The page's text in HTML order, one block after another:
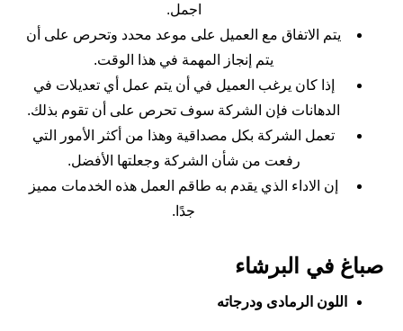
اجمل.
يتم الاتفاق مع العميل على موعد محدد وتحرص على أن
يتم إنجاز المهمة في هذا الوقت.
إذا كان يرغب العميل في أن يتم عمل أي تعديلات في
الدهانات فإن الشركة سوف تحرص على أن تقوم بذلك.
تعمل الشركة بكل مصداقية وهذا من أكثر الأمور التي
رفعت من شأن الشركة وجعلتها الأفضل.
إن الاداء الذي يقدم به طاقم العمل هذه الخدمات مميز
جدًا.
صباغ في البرشاء
اللون الرمادى ودرجاته